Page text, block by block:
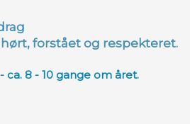
forstået og respekteret.
ca. 8 - 10 gange om året.